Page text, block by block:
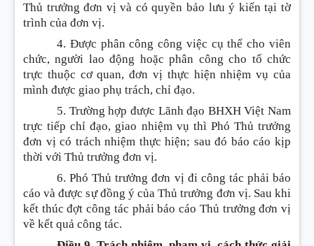
Thủ trưởng đơn vị và có quyền bảo lưu ý kiến tại tờ
trình của đơn vị.
4. Được phân công công việc cụ thể cho viên
chức, người lao động hoặc phân công cho tổ chức
trực thuộc cơ quan, đơn vị thực hiện nhiệm vụ của
mình được giao phụ trách, chỉ đạo.
5. Trường hợp được Lãnh đạo BHXH Việt Nam
trực tiếp chỉ đạo, giao nhiệm vụ thì Phó Thủ trưởng
đơn vị có trách nhiệm thực hiện; sau đó báo cáo kịp
thời với Thủ trưởng đơn vị.
6. Phó Thủ trưởng đơn vị đi công tác phải báo
cáo và được sự đồng ý của Thủ trưởng đơn vị. Sau khi
kết thúc đợt công tác phải báo cáo Thủ trưởng đơn vị
về kết quả công tác.